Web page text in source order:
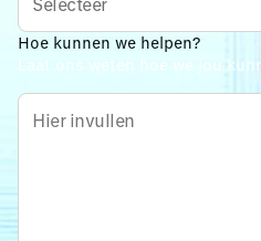
Hoe kunnen we helpen?
Laat ons weten hoe we jou